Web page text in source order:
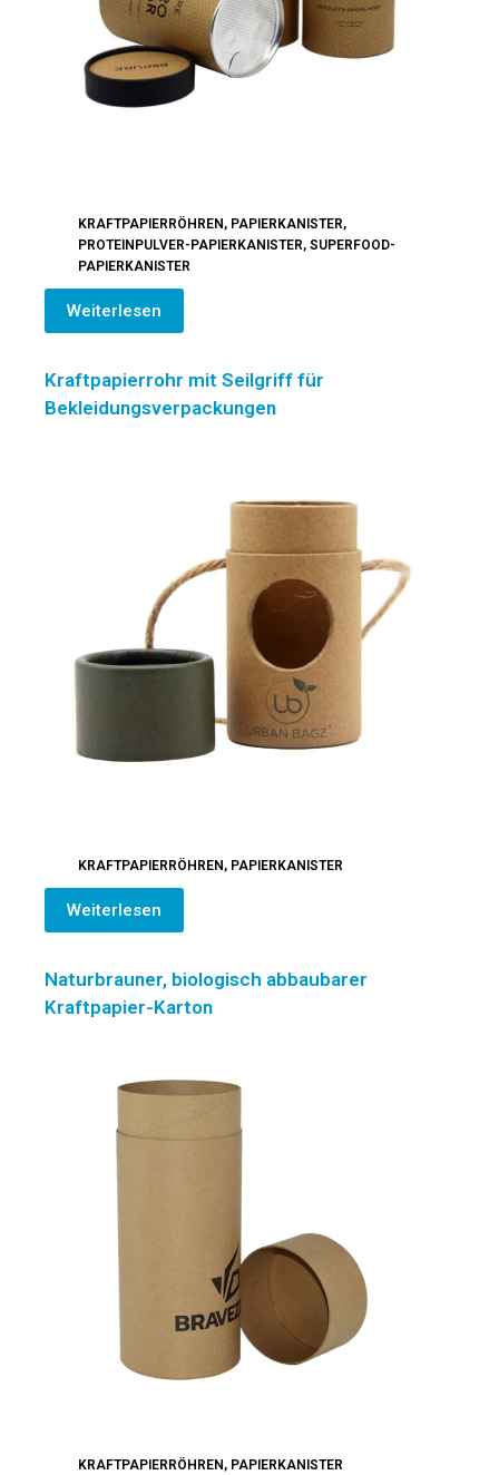
KRAFTPAPIERRÖHREN, PAPIERKANISTER,
PROTEINPULVER-PAPIERKANISTER, SUPERFOOD-
PAPIERKANISTER
Weiterlesen
Kraftpapierrohr mit Seilgriff für
Bekleidungsverpackungen
KRAFTPAPIERRÖHREN , PAPIERKANISTER
Weiterlesen
Naturbrauner, biologisch abbaubarer
Kraftpapier-Karton
KRAFTPAPIERRÖHREN , PAPIERKANISTER